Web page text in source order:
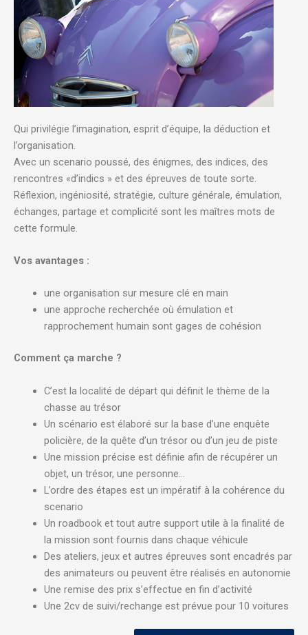
Qui privilégie l’imagination, esprit d’équipe, la déduction et
l’organisation.
Avec un scenario poussé, des énigmes, des indices, des
rencontres «d’indics » et des épreuves de toute sorte.
Réflexion, ingéniosité, stratégie, culture générale, émulation,
échanges, partage et complicité sont les maîtres mots de
cette formule.
Vos avantages :
une organisation sur mesure clé en main
une approche recherchée où émulation et
rapprochement humain sont gages de cohésion
Comment ça marche ?
C’est la localité de départ qui définit le thème de la
chasse au trésor
Un scénario est élaboré sur la base d’une enquête
policière, de la quête d’un trésor ou d’un jeu de piste
Une mission précise est définie afin de récupérer un
objet, un trésor, une personne…
L’ordre des étapes est un impératif à la cohérence du
scenario
Un roadbook et tout autre support utile à la finalité de
la mission sont fournis dans chaque véhicule
Des ateliers, jeux et autres épreuves sont encadrés par
des animateurs ou peuvent être réalisés en autonomie
Une remise des prix s’effectue en fin d’activité
Une 2cv de suivi/rechange est prévue pour 10 voitures